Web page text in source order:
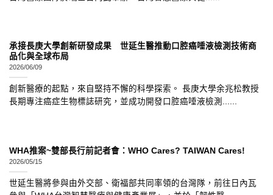
承接長庚大學創新研發成果 世延生醫推動口腔癌唾液檢測技術商
品化與全球布局
2026/06/09
創新醫療的起點，來自堅持不懈的科學探索。 長庚大學余兆松教授
長期專注癌症生物標誌研究，並成功開發口腔癌唾液檢測......
WHA推案~雙部長行前記者會：WHO Cares? TAIWAN Cares!
2026/05/15
世延生醫將參與由外交部、衛福部共同率領的台灣隊，前往日內瓦